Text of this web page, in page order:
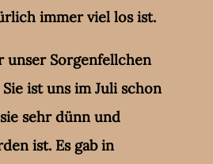
immer viel los ist.
unser Sorgenfellchen
ist uns im Juli schon
sehr dünn und
ist. Es gab in